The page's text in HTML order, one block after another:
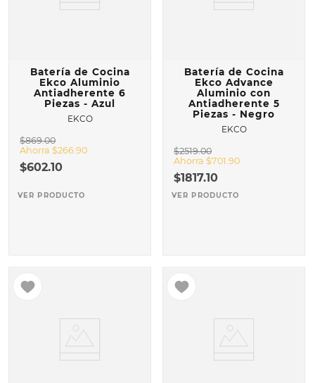
Batería de Cocina
Ekco Aluminio
Antiadherente 6
Piezas - Azul
EKCO
$869.00
Ahorra $266.90
$602.10
VER PRODUCTO
Batería de Cocina
Ekco Advance
Aluminio con
Antiadherente 5
Piezas - Negro
EKCO
$2519.00
Ahorra $701.90
$1817.10
VER PRODUCTO